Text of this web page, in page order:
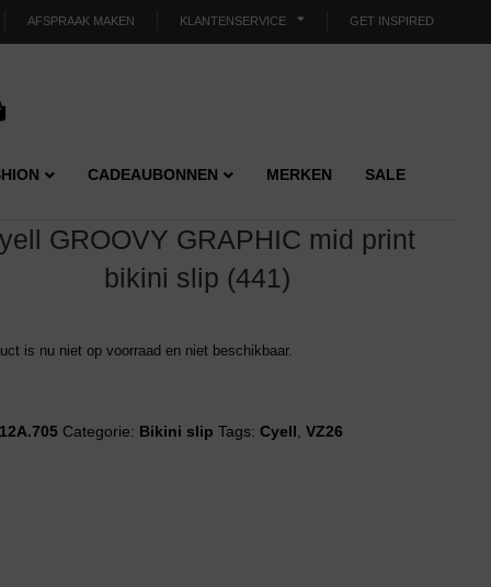
AFSPRAAK MAKEN KLANTENSERVICE GET INSPIRED
CADEAUBONNEN MERKEN SALE
GROOVY GRAPHIC mid print
bikini slip (441)
is nu niet op voorraad en niet beschikbaar.
Categorie: Bikini slip Tags:Cyell ,VZ26